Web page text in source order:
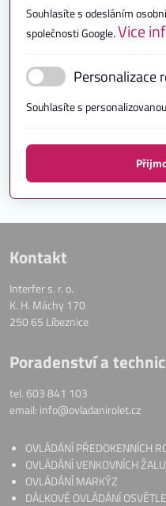
Souhlasíte s odesláním
společnosti Google.Vice
Personalizace
Souhlasíte s
Kontakt
Interfer s. r. o.
K. H. Máchy 170
250 65 Líbeznice
Poradenství a
tel. 603 841 103
email: info@ovladanirolet.cz
OVLÁDÁNÍ PŘEDOKENNÍCH
OVLÁDÁNÍ VENKOVNÍCH
OVLÁDÁNÍ MARKÝZ
DÁLKOVÉ OVLÁDÁNÍ